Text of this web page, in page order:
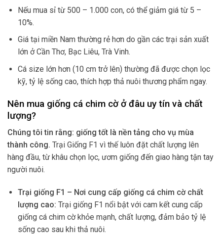
Nếu mua sỉ từ 500 – 1.000 con, có thể giảm giá từ 5 –
10%.
Giá tại miền Nam thường rẻ hơn do gần các trại sản xuất
lớn ở Cần Thơ, Bạc Liêu, Trà Vinh.
Cá size lớn hơn (10 cm trở lên) thường đã được chọn lọc
kỹ, tỷ lệ sống cao, thích hợp thả nuôi thương phẩm ngay.
Nên mua giống cá chim cờ ở đâu uy tín và chất
lượng?
Chúng tôi tin rằng: giống tốt là nền tảng cho vụ mùa
thành công. Trại Giống F1 vì thế luôn đặt chất lượng lên
hàng đầu, từ khâu chọn lọc, ươm giống đến giao hàng tận tay
người nuôi.
Trại giống F1 – Nơi cung cấp giống cá chim cờ chất
lượng cao: Trại giống F1 nổi bật với cam kết cung cấp
giống cá chim cờ khỏe mạnh, chất lượng, đảm bảo tỷ lệ
sống cao sau khi thả nuôi.